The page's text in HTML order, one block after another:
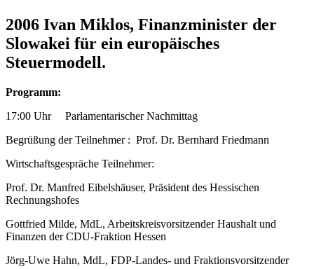
2006 Ivan Miklos, Finanzminister der
Slowakei für ein europäisches
Steuermodell.
Programm:
17:00 Uhr Parlamentarischer Nachmittag
Begrüßung der Teilnehmer : Prof. Dr. Bernhard Friedmann
Wirtschaftsgespräche Teilnehmer:
Prof. Dr. Manfred Eibelshäuser, Präsident des Hessischen
Rechnungshofes
Gottfried Milde, MdL, Arbeitskreisvorsitzender Haushalt und
Finanzen der CDU-Fraktion Hessen
Jörg-Uwe Hahn, MdL, FDP-Landes- und Fraktionsvorsitzender